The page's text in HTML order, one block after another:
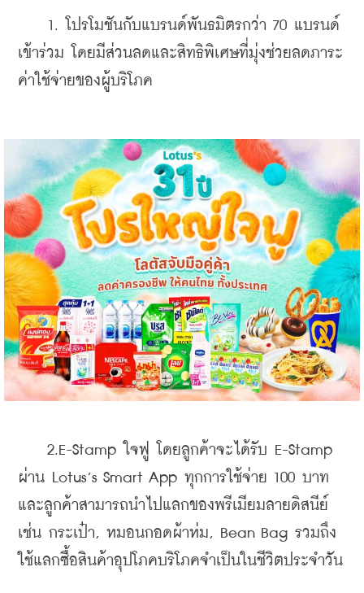
1. โปรโมชันกับแบรนด์พันธมิตรกว่า 70 แบรนด์
เข้าร่วม โดยมีส่วนลดและสิทธิพิเศษที่มุ่งช่วยลดภาระ
ค่าใช้จ่ายของผู้บริโภค
2.E-Stamp ใจฟู โดยลูกค้าจะได้รับ E-Stamp
ผ่าน Lotus’s Smart App ทุกการใช้จ่าย 100 บาท
และลูกค้าสามารถนำไปแลกของพรีเมียมลายดิสนีย์
เช่น กระเป๋า, หมอนกอดผ้าห่ม, Bean Bag รวมถึง
ใช้แลกซื้อสินค้าอุปโภคบริโภคจำเป็นในชีวิตประจำวัน